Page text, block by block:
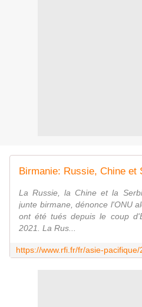
La Russie, la Chine et la
junte birmane, dénonce l'ONU
ont été tués depuis le coup
2021. La Rus...